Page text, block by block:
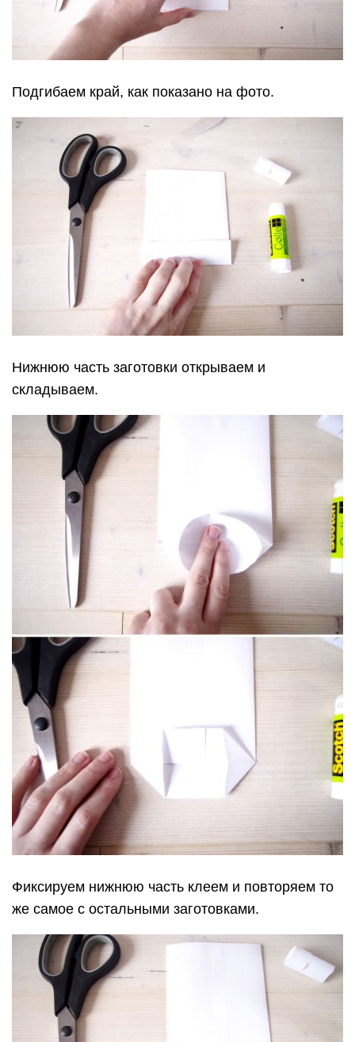
Подгибаем край, как показано на фото.
Нижнюю часть заготовки открываем и
складываем.
Фиксируем нижнюю часть клеем и повторяем то
же самое с остальными заготовками.